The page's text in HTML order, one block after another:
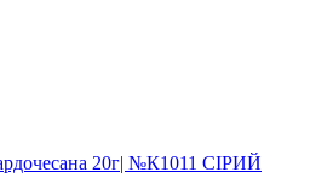
20г| №К1011 СІРИЙ